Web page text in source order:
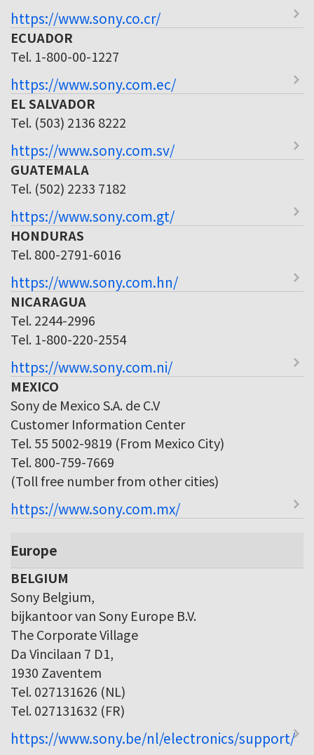
https://www.sony.co.cr/
ECUADOR
Tel. 1-800-00-1227
https://www.sony.com.ec/
EL SALVADOR
Tel. (503) 2136 8222
https://www.sony.com.sv/
GUATEMALA
Tel. (502) 2233 7182
https://www.sony.com.gt/
HONDURAS
Tel. 800-2791-6016
https://www.sony.com.hn/
NICARAGUA
Tel. 2244-2996
Tel. 1-800-220-2554
https://www.sony.com.ni/
MEXICO
Sony de Mexico S.A. de C.V
Customer Information Center
Tel. 55 5002-9819 (From Mexico City)
Tel. 800-759-7669
(Toll free number from other cities)
https://www.sony.com.mx/
Europe
BELGIUM
Sony Belgium,
bijkantoor van Sony Europe B.V.
The Corporate Village
Da Vincilaan 7 D1,
1930 Zaventem
Tel. 027131626 (NL)
Tel. 027131632 (FR)
https://www.sony.be/nl/electronics/support/